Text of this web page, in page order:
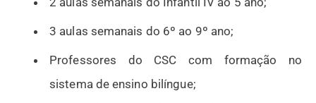
3 aulas semanais do 6º ao 9º ano;
Professores do CSC com formação no
sistema de ensino bilíngue;